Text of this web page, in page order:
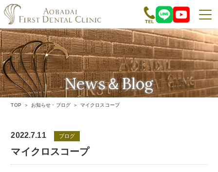
News＆Blog
お知らせ・ブログ
TOP お知らせ・ブログ マイクロスコープ
2022.7.11 ブログ
マイクロスコープ